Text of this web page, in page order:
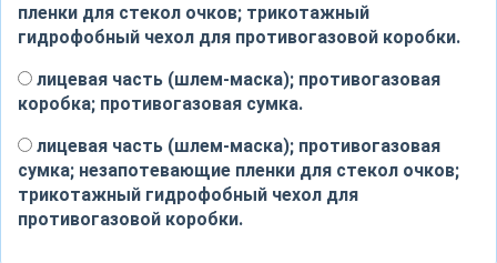
пленки для стекол очков; трикотажный
гидрофобный чехол для противогазовой коробки.
лицевая часть (шлем-маска); противогазовая
коробка; противогазовая сумка.
лицевая часть (шлем-маска); противогазовая
сумка; незапотевающие пленки для стекол очков;
трикотажный гидрофобный чехол для
противогазовой коробки.